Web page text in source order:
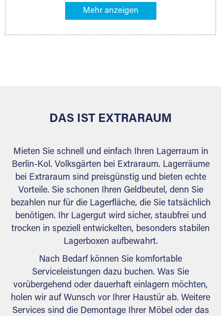
gehören z. B. Verpackungsservice, Lieferung von
Ihr Lagergut wird bei Ihrem Extraraum Partner
DAS IST EXTRARAUM
Mieten Sie schnell und einfach Ihren Lagerraum in
Berlin-Kol. Volksgärten bei Extraraum. Lagerräume
bei Extraraum sind preisgünstig und bieten echte
Vorteile. Sie schonen Ihren Geldbeutel, denn Sie
bezahlen nur für die Lagerfläche, die Sie tatsächlich
benötigen. Ihr Lagergut wird sicher, staubfrei und
trocken in speziell entwickelten, besonders stabilen
Lagerboxen aufbewahrt.
Nach Bedarf können Sie komfortable
Serviceleistungen dazu buchen. Was Sie
vorübergehend oder dauerhaft einlagern möchten,
holen wir auf Wunsch vor Ihrer Haustür ab. Weitere
Services sind die Demontage Ihrer Möbel oder das